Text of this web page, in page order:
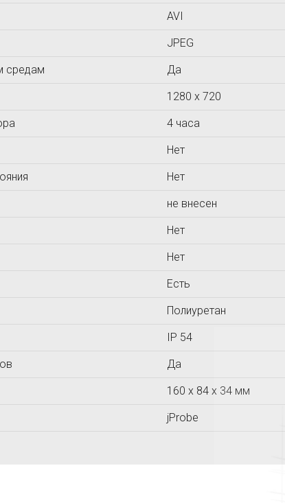
AVI
JPEG
средам Да
1280 х 720
4 часа
Нет
Нет
не внесен
Нет
Нет
Есть
Полиуретан
IP 54
Да
160 x 84 x 34 мм
jProbe